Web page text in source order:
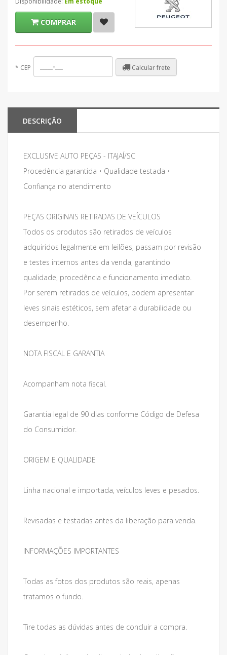
COMPRAR
* CEP Calcular frete
DESCRIÇÃO
EXCLUSIVE AUTO PEÇAS - ITAJAÍ/SC
Procedência garantida • Qualidade testada •
Confiança no atendimento
PEÇAS ORIGINAIS RETIRADAS DE VEÍCULOS
Todos os produtos são retirados de veículos
adquiridos legalmente em leilões, passam por revisão
e testes internos antes da venda, garantindo
qualidade, procedência e funcionamento imediato.
Por serem retirados de veículos, podem apresentar
leves sinais estéticos, sem afetar a durabilidade ou
desempenho.
NOTA FISCAL E GARANTIA
Acompanham nota fiscal.
Garantia legal de 90 dias conforme Código de Defesa
do Consumidor.
ORIGEM E QUALIDADE
Linha nacional e importada, veículos leves e pesados.
Revisadas e testadas antes da liberação para venda.
INFORMAÇÕES IMPORTANTES
Todas as fotos dos produtos são reais, apenas
tratamos o fundo.
Tire todas as dúvidas antes de concluir a compra.